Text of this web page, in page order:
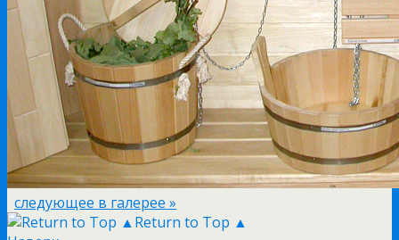
следующее в галерее »
Return to Top ▲